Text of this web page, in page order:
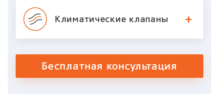
Климатические клапаны
Бесплатная консультация